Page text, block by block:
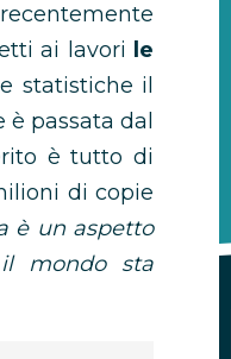
ai lavori le
statistiche il
passata dal
è tutto di
di copie
è un aspetto
il mondo sta